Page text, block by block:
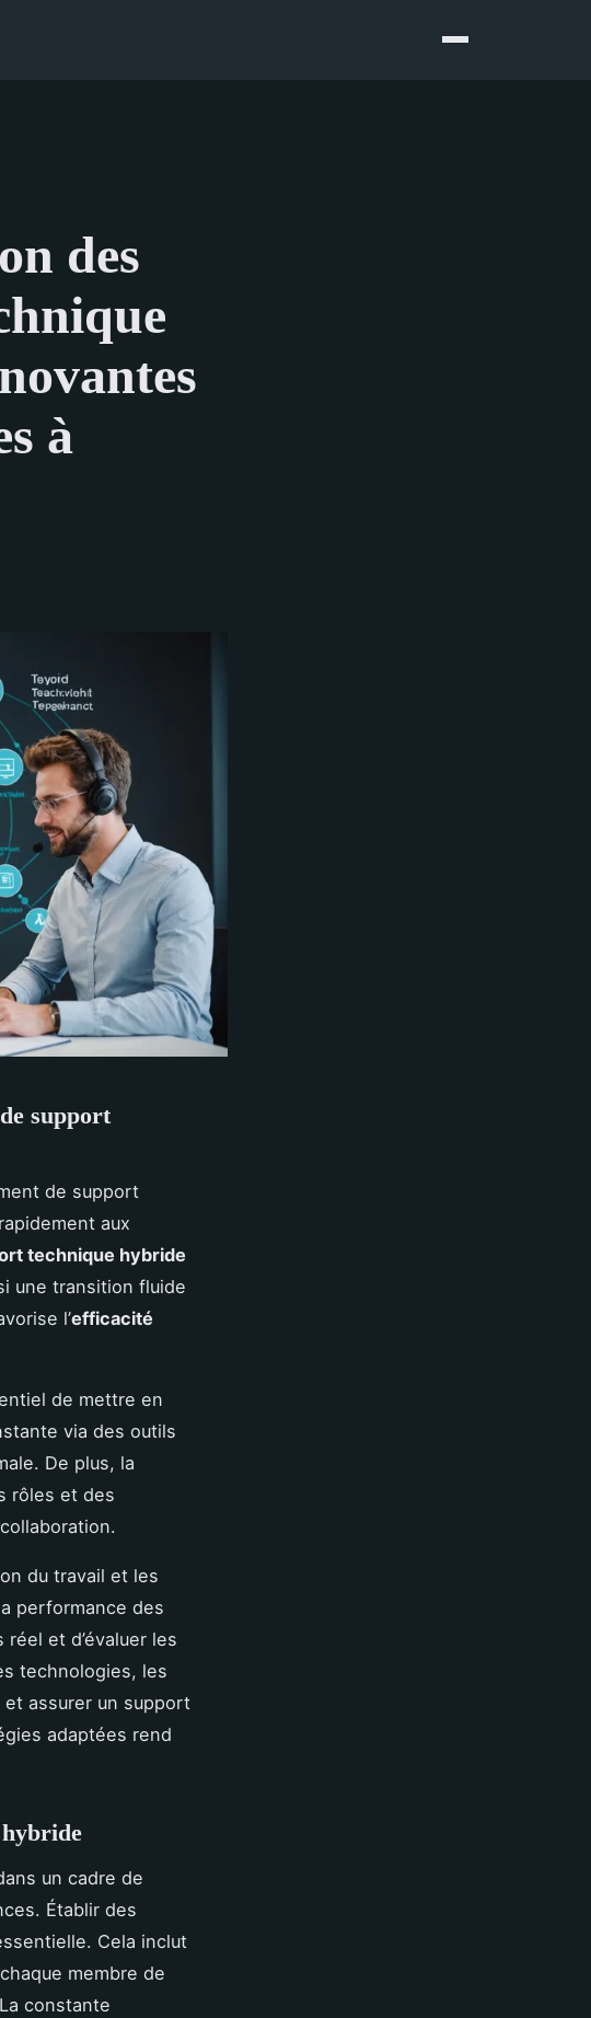
des
à
support
de support
aux
technique hybride
une transition fluide
l’efficacité
de mettre en
via des outils
De plus, la
rôles et des
du travail et les
performance des
et d’évaluer les
technologies, les
et assurer un support
adaptées rend
un cadre de
Établir des
Cela inclut
membre de
constante